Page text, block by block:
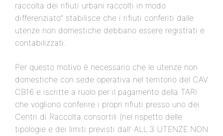
raccolta dei rifiuti urbani raccolti in modo
differenziato” stabilisce che i rifiuti conferiti dalle
utenze non domestiche debbano essere registrati e
contabilizzati.
Per questo motivo è necessario che le utenze non
domestiche con sede operativa nel territorio del CAV
CB16 e iscritte a ruolo per il pagamento della TARI
che vogliono conferire i propri rifiuti presso uno dei
Centri di Raccolta consortili (nel rispetto delle
tipologie e dei limiti previsti dall' ALL.3 UTENZE NON